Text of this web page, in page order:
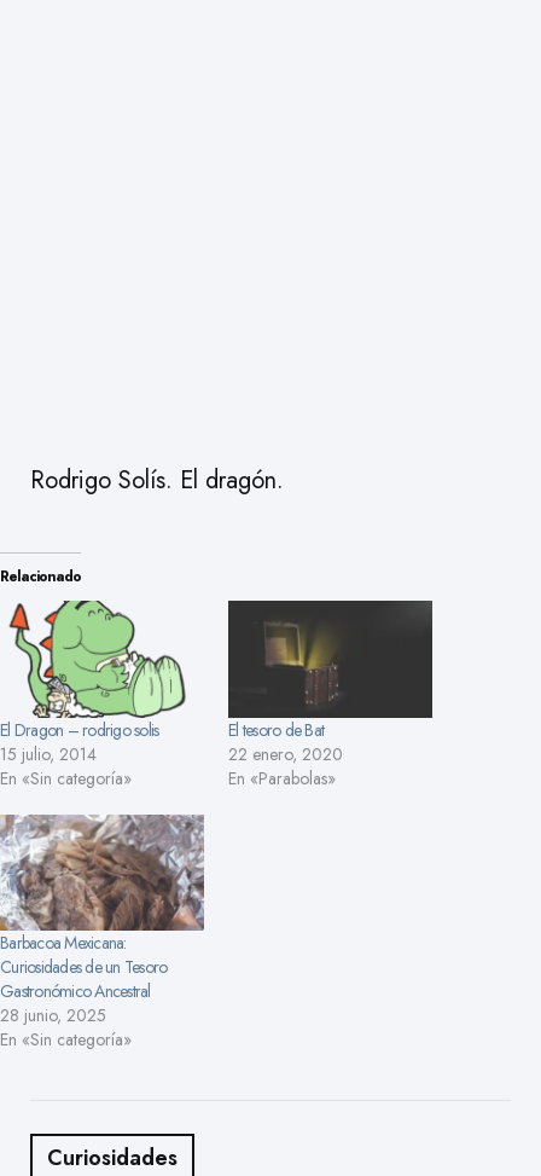
Rodrigo Solís. El dragón.
Relacionado
El Dragon – rodrigo solis
15 julio, 2014
En «Sin categoría»
El tesoro de Bat
22 enero, 2020
En «Parabolas»
Barbacoa Mexicana:
Curiosidades de un Tesoro
Gastronómico Ancestral
28 junio, 2025
En «Sin categoría»
Curiosidades